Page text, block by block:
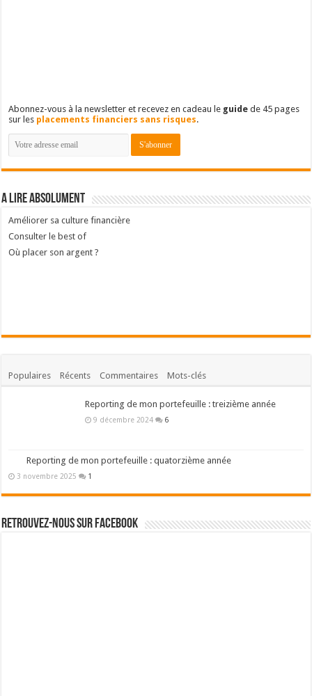
Abonnez-vous à la newsletter et recevez en cadeau le guide de 45 pages
sur les placements financiers sans risques.
A lire absolument
Améliorer sa culture financière
Consulter le best of
Où placer son argent ?
Populaires Récents Commentaires Mots-clés
Reporting de mon portefeuille : treizième année
9 décembre 2024 6
Reporting de mon portefeuille : quatorzième année
3 novembre 2025 1
Retrouvez-nous sur Facebook